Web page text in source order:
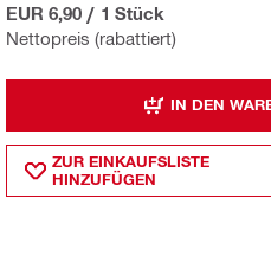
Nettopreis (rabattiert)
EUR 6,90 / 1 Stück
IN DEN
ZUR EINKAUFSLISTE
HINZUFÜGEN